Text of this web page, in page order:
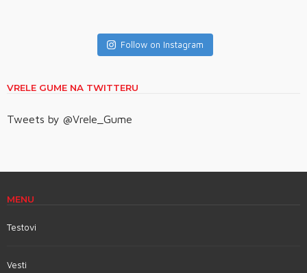
Follow on Instagram
VRELE GUME NA TWITTERU
Tweets by @Vrele_Gume
MENU
Testovi
Vesti